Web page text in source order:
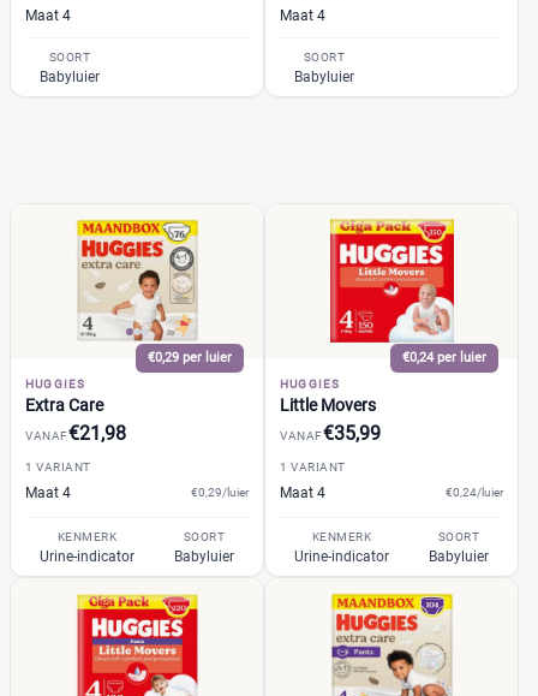
Winkel
Kruidvat
Trekpleister
Supermarkt
Albert Heijn
(0)
Boon's Markt
Babydrogist
BigGreenSmile (2)
Bol
+9 meer
Maat 4
SOORT
Babyluier
Maat 4
SOORT
Babyluier
€0,29 per luier
HUGGIES
Extra Care
VANAF€21,98
1 VARIANT
Maat 4 €0,29/luier
KENMERK
Urine-indicator
SOORT
Babyluier
€0,24 per luier
HUGGIES
Little Movers
VANAF€35,99
1 VARIANT
Maat 4 €0,24/luier
KENMERK
Urine-indicator
SOORT
Babyluier